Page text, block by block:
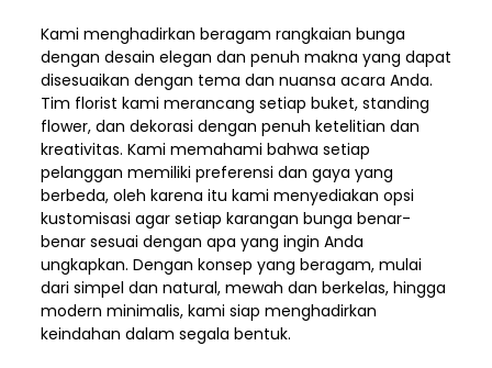
Kami menghadirkan beragam rangkaian bunga
dengan desain elegan dan penuh makna yang dapat
disesuaikan dengan tema dan nuansa acara Anda.
Tim florist kami merancang setiap buket, standing
flower, dan dekorasi dengan penuh ketelitian dan
kreativitas. Kami memahami bahwa setiap
pelanggan memiliki preferensi dan gaya yang
berbeda, oleh karena itu kami menyediakan opsi
kustomisasi agar setiap karangan bunga benar-
benar sesuai dengan apa yang ingin Anda
ungkapkan. Dengan konsep yang beragam, mulai
dari simpel dan natural, mewah dan berkelas, hingga
modern minimalis, kami siap menghadirkan
keindahan dalam segala bentuk.